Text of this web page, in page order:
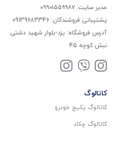
مدیر سایت: ۰۹۹۰۱۵۵۹۹۸۷
پشتیبانی فروشندگان: 09139683346
آدرس فروشگاه: یزد-بلوار شهید دشتی
نبش کوچه 45
کاتالوگ
کاتالوگ پکیج خودرو
کاتالوگ چکاد